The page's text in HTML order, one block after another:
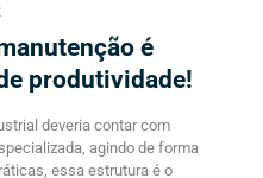
é
produtividade!
deveria contar com
agindo de forma
essa estrutura é o